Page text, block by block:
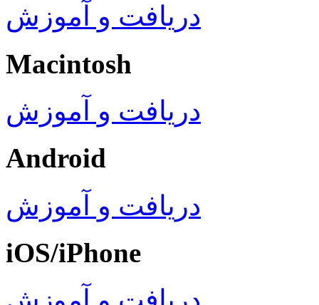
دریافت و آموزش
Macintosh
دریافت و آموزش
Android
دریافت و آموزش
iOS/iPhone